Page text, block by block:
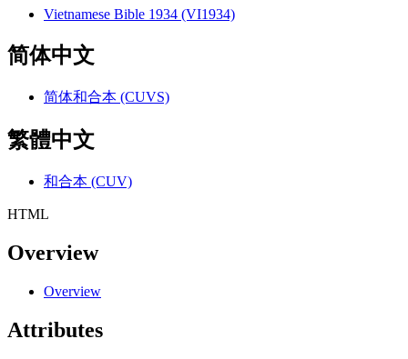
Vietnamese Bible 1934 (VI1934)
简体中文
简体和合本 (CUVS)
繁體中文
和合本 (CUV)
HTML
Overview
Overview
Attributes